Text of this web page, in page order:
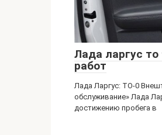
Лада ларгус то
работ
Лада Ларгус: ТО-0
обслуживание» Лада
достижению пробега в